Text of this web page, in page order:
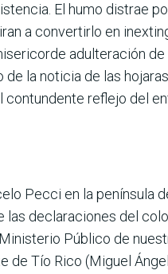
El humo distrae
a convertirlo en
adulteración
la noti­cia de las
reflejo del
Pecci en la península
declaraciones del
Público de
Tío Rico (Miguel